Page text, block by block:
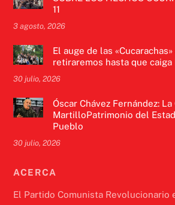
11
3 agosto, 2026
El auge de las «Cucarachas»
retiraremos hasta que caiga
30 julio, 2026
Óscar Chávez Fernández:
MartilloPatrimonio del
Pueblo
30 julio, 2026
ACERCA
El Partido Comunista Revolucionario